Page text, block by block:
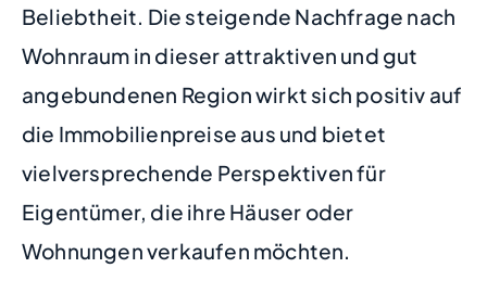
Beliebtheit. Die steigende Nachfrage nach
Wohnraum in dieser attraktiven und gut
angebundenen Region wirkt sich positiv auf
die Immobilienpreise aus und bietet
vielversprechende Perspektiven für
Eigentümer, die ihre Häuser oder
Wohnungen verkaufen möchten.